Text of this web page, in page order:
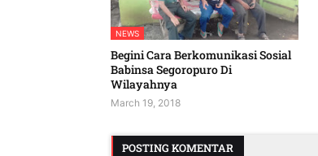
NEWS
Begini Cara Berkomunikasi Sosial
Babinsa Segoropuro Di
Wilayahnya
March 19, 2018
POSTING KOMENTAR